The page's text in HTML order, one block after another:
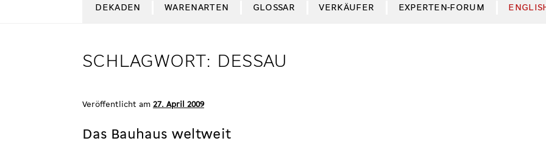
DEKADEN WARENARTEN GLOSSAR VERKÄUFER EXPERTEN-FORUM
SCHLAGWORT: DESSAU
Veröffentlicht am 27. April 2009
Das Bauhaus weltweit